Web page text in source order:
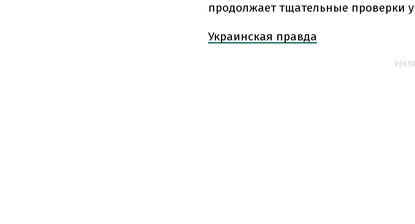
продолжает тщательные проверки
Украинская правда